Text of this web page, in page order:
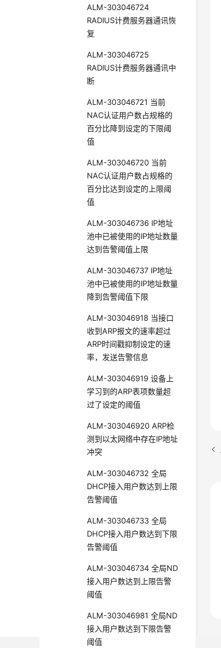
ALM-303046724
RADIUS计费服务器通讯恢
复
ALM-303046725
RADIUS计费服务器通讯中
断
ALM-303046721 当前
NAC认证用户数占规格的
百分比降到设定的下限阈
值
ALM-303046720 当前
NAC认证用户数占规格的
百分比达到设定的上限阈
值
ALM-303046736 IP地址
池中已被使用的IP地址数量
达到告警阈值上限
ALM-303046737 IP地址
池中已被使用的IP地址数量
降到告警阈值下限
ALM-303046918 当接口
收到ARP报文的速率超过
ARP时间戳抑制设定的速
率，发送告警信息
ALM-303046919 设备上
学习到的ARP表项数量超
过了设定的阈值
ALM-303046920 ARP检
测到以太网络中存在IP地址
冲突
ALM-303046732 全局
DHCP接入用户数达到上限
告警阈值
ALM-303046733 全局
DHCP接入用户数达到下限
告警阈值
ALM-303046734 全局ND
接入用户数达到上限告警
阈值
ALM-303046981 全局ND
接入用户数达到下限告警
阈值